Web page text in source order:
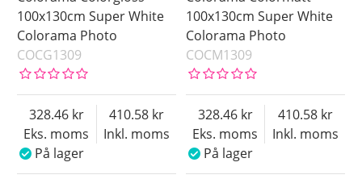
Pris
På lager
Ikke på lager
100x130cm Super White
Colorama Photo
COCG1309
Eks. moms
328.46
Inkl. moms
410.58
På lager
100x130cm Super White
Colorama Photo
COCM1309
Eks. moms
328.46
Inkl. moms
410.58
På lager